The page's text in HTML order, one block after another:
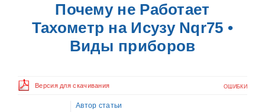
Почему не Работает
Тахометр на Исузу Nqr75 •
Виды приборов
Версия для скачивания ОШИБКИ
Автор статьи